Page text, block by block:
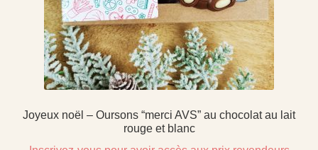
Joyeux noël – Oursons “merci AVS” au chocolat au lait
rouge et blanc